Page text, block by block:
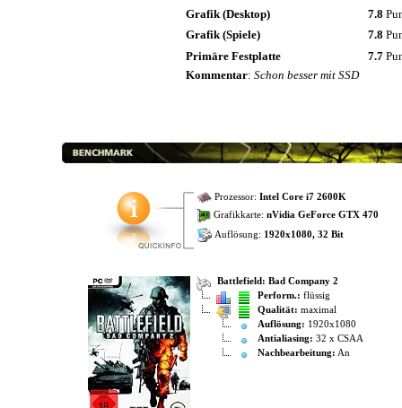
Grafik (Desktop)
7.8
Grafik (Spiele)
7.8
Primäre Festplatte
7.7
Kommentar: Schon besser mit SSD
Prozessor: Intel Core i7 2600K
Grafikkarte: nVidia GeForce GTX 470
Auflösung: 1920x1080, 32 Bit
Battlefield: Bad Company 2
Perform.: flüssig
Qualität: maximal
Auflösung: 1920x1080
Antialiasing: 32 x CSAA
Nachbearbeitung: An